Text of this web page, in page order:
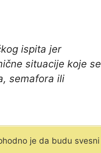
ispita jer
situacije koje se
semafora ili
je da budu svesni